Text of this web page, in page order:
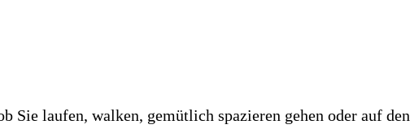
Sie laufen, walken, gemütlich spazieren gehen oder auf den